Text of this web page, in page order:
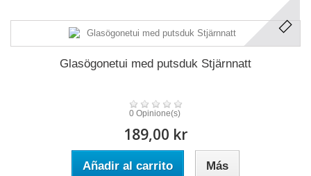
Glasögonetui med putsduk Stjärnnatt
0 Opinione(s)
189,00 kr
Añadir al carrito Más